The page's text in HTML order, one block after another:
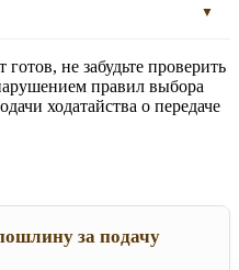
▼
не забудьте проверить
правил выбора
ходатайства о передаче
за подачу